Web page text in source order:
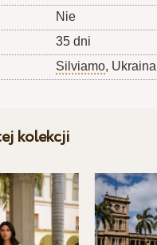
Nie
35 dni
Silviamo, Ukraina
kolekcji